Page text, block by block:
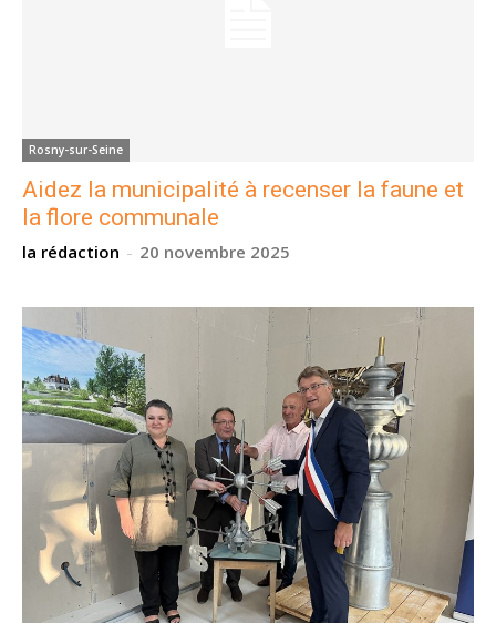
Rosny-sur-Seine
Aidez la municipalité à recenser la faune et
la flore communale
la rédaction - 20 novembre 2025